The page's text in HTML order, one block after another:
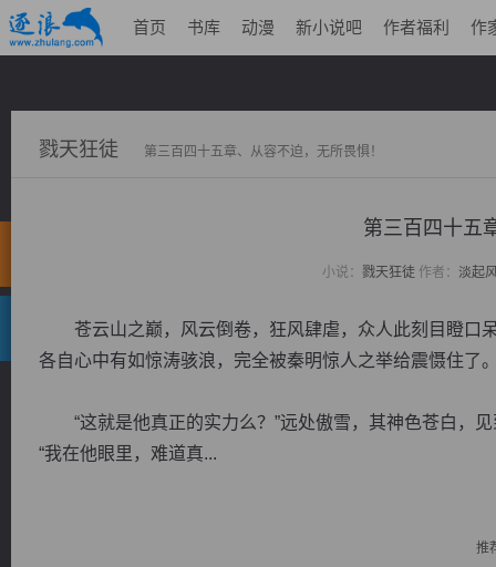
首页 书库 动漫 新小说吧 作者福利 作
戮天狂徒 第三百四十五章、从容不迫，无所畏惧！
第三百四十五
小说： 戮天狂徒作者： 淡起
苍云山之巅，风云倒卷，狂风肆虐，众人此刻目瞪口
各自心中有如惊涛骇浪，完全被秦明惊人之举给震慑住了
“这就是他真正的实力么？”远处傲雪，其神色苍白，
“我在他眼里，难道真...
推